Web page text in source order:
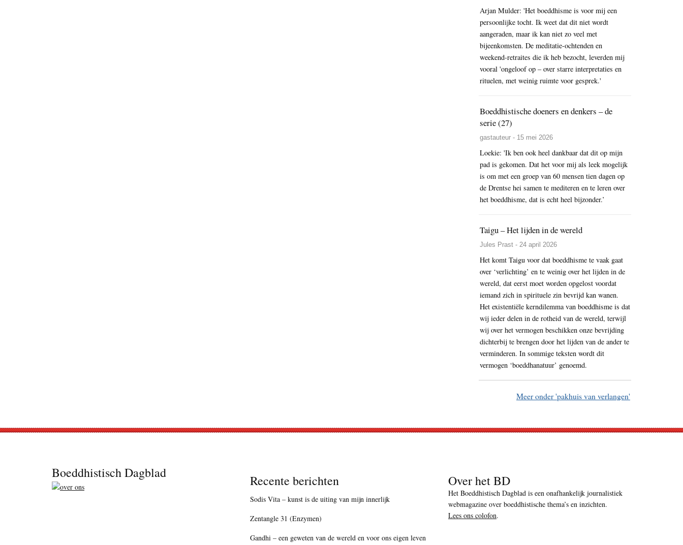
Arjan Mulder: 'Het boeddhisme is voor mij een
persoonlijke tocht. Ik weet dat dit niet wordt
aangeraden, maar ik kan niet zo veel met
bijeenkomsten. De meditatie-ochtenden en
weekend-retraites die ik heb bezocht, leverden mij
vooral 'ongeloof op – over starre interpretaties en
rituelen, met weinig ruimte voor gesprek.'
Boeddhistische doeners en denkers – de
serie (27)
gastauteur - 15 mei 2026
Loekie: 'Ik ben ook heel dankbaar dat dit op mijn
pad is gekomen. Dat het voor mij als leek mogelijk
is om met een groep van 60 mensen tien dagen op
de Drentse hei samen te mediteren en te leren over
het boeddhisme, dat is echt heel bijzonder.’
Taigu – Het lijden in de wereld
Jules Prast - 24 april 2026
Het komt Taigu voor dat boeddhisme te vaak gaat
over ‘verlichting’ en te weinig over het lijden in de
wereld, dat eerst moet worden opgelost voordat
iemand zich in spirituele zin bevrijd kan wanen.
Het existentiële kerndilemma van boeddhisme is dat
wij ieder delen in de rotheid van de wereld, terwijl
wij over het vermogen beschikken onze bevrijding
dichterbij te brengen door het lijden van de ander te
verminderen. In sommige teksten wordt dit
vermogen ‘boeddhanatuur’ genoemd.
Meer onder 'pakhuis van verlangen'
Boeddhistisch Dagblad Recente berichten
Sodis Vita – kunst is de uiting van mijn innerlijk
Zentangle 31 (Enzymen)
Gandhi – een geweten van de wereld en voor ons eigen leven
Over het BD
Het Boeddhistisch Dagblad is een onafhankelijk journalistiek
webmagazine over boeddhistische thema’s en inzichten.
Lees ons colofon.